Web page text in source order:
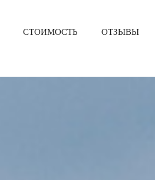
СТОИМОСТЬ
ОТЗЫВЫ